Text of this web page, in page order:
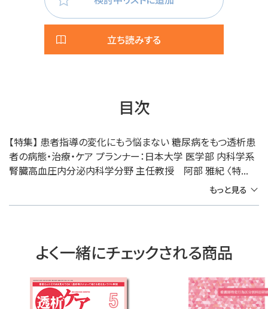
立ち読みする
目次
【特集】 患者指導の変化にもう悩まない 糖尿病をもつ透析患
者の病態・治療・ケア プランナー：日本大学 医学部 内科学系
腎臓高血圧内分泌内科学分野 主任教授 阿部 雅紀 〈特...
もっと見る
よく一緒にチェックされる商品